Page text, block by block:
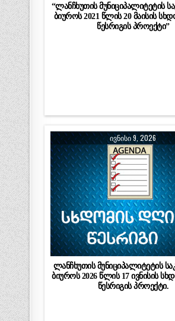
“ლანჩხუთის მუნიციპალიტეტის
ბიუროს 2021 წლის 20 მაისის
წესრიგის პროექტი”
ᲘᲕᲜᲘᲡᲘ 9, 2026
ლანჩხუთის მუნიციპალიტეტის
ბიუროს 2026 წლის 17 ივნისის
წესრიგის პროექტი.